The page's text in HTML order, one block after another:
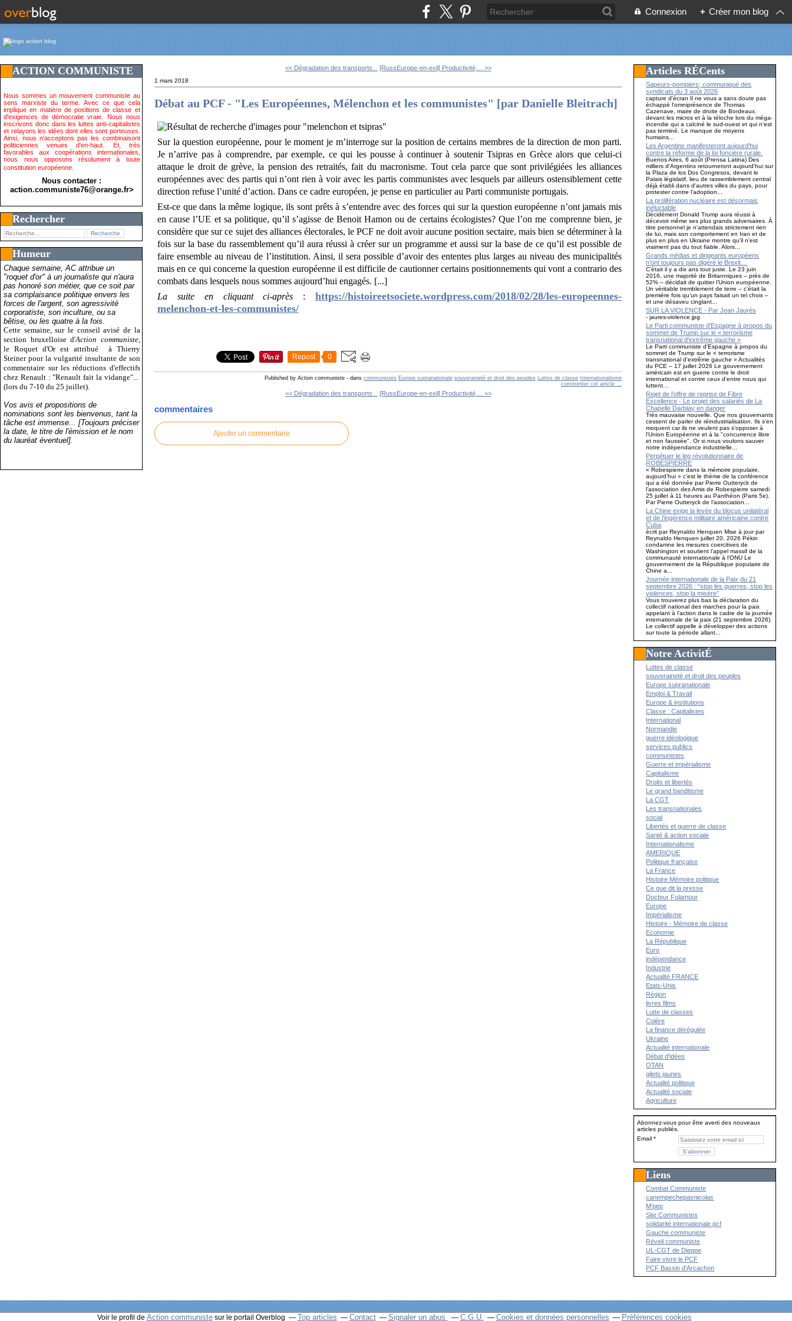
Connexion + Créer mon blog
ACTION COMMUNISTE
Nous sommes un mouvement communiste au
sens marxiste du terme. Avec ce que cela
implique en matière de positions de classe et
d'exigences de démocratie vraie. Nous nous
inscrivons donc dans les luttes anti-capitalistes
et relayons les idées dont elles sont porteuses.
Ainsi, nous n'acceptons pas les combinaisont
politiciennes venues d'en-haut. Et, très
favorables aux coopérations internationales,
nous nous opposons résolument à toute
constitution européenne.
Nous contacter :
action.communiste76@orange.fr>
Rechercher
Humeur
Chaque semaine, AC attribue un
"roquet d'or" à un journaliste qui n'aura
pas honoré son métier, que ce soit par
sa complaisance politique envers les
forces de l'argent, son agressivité
corporatiste, son inculture, ou sa
bêtise, ou les quatre à la fois.
Cette semaine, sur le conseil avisé de la
section bruxelloise d'Action communiste,
le Roquet d'Or est attribué
à Thierry
Steiner pour la vulgarité insultante de son
commentaire sur les réductions d'effectifs
chez Renault : "Renault fait la vidange"...
(lors du 7-10 du 25 juillet).
Vos avis et propositions de
nominations sont les bienvenus, tant la
tâche est immense... [Toujours préciser
la date, le titre de l'émission et le nom
du lauréat éventuel].
<< Dégradation des transports... [RussEurope-en-exil] Productivité,... >>
1 mars 2018
Débat au PCF - "Les Européennes, Mélenchon et les communistes" [par Danielle Bleitrach]
Sur la question européenne, pour le moment je m’interroge sur la position de certains membres de la direction de mon parti.
Je n’arrive pas à comprendre, par exemple, ce qui les pousse à continuer à soutenir Tsipras en Grèce alors que celui-ci
attaque le droit de grève, la pension des retraités, fait du macronisme. Tout cela parce que sont privilégiées les alliances
européennes avec des partis qui n’ont rien à voir avec les partis communistes avec lesquels par ailleurs ostensiblement cette
direction refuse l’unité d’action. Dans ce cadre européen, je pense en particulier au Parti communiste portugais.
Est-ce que dans la même logique, ils sont prêts à s’entendre avec des forces qui sur la question européenne n’ont jamais mis
en cause l’UE et sa politique, qu’il s’agisse de Benoit Hamon ou de certains écologistes? Que l’on me comprenne bien, je
considère que sur ce sujet des alliances électorales, le PCF ne doit avoir aucune position sectaire, mais bien se déterminer à la
fois sur la base du rassemblement qu’il aura réussi à créer sur un programme et aussi sur la base de ce qu’il est possible de
faire ensemble au niveau de l’institution. Ainsi, il sera possible d’avoir des ententes plus larges au niveau des municipalités
mais en ce qui concerne la question européenne il est difficile de cautionner certains positionnements qui vont a contrario des
combats dans lesquels nous sommes aujourd’hui engagés. [...]
La suite en cliquant ci-après :https://histoireetsociete.wordpress.com/2018/02/28/les-europeennes-
melenchon-et-les-communistes/
Repost 0
Published by Action communiste - danscommunistes Europe supranationale souveraineté et droit des peuples Luttes de classe Internationalisme
commenter cet article …
<< Dégradation des transports... [RussEurope-en-exil] Productivité,... >>
commentaires
Ajouter un commentaire
Articles RÉCents
Sapeurs-pompiers; communiqué des
syndicats du 3 août 2026
capture d'écran Il ne vous a sans doute pas
échappé l'omniprésence de Thomas
Cazenave, maire de droite de Bordeaux,
devant les micros et à la téloche lors du méga-
incendie qui a calciné le sud-ouest et qui n'est
pas terminé. Le manque de moyens
humains...
Les Argentins manifesteront aujourd'hui
contre la réforme de la loi foncière rurale.
Buenos Aires, 6 août (Prensa Latina) Des
milliers d'Argentins retourneront aujourd'hui sur
la Plaza de los Dos Congresos, devant le
Palais législatif, lieu de rassemblement central
déjà établi dans d'autres villes du pays, pour
protester contre l'adoption...
La prolifération nucléaire est désormais
inéluctable
Décidément Donald Trump aura réussi à
décevoir même ses plus grands adversaires. À
titre personnel je n'attendais strictement rien
de lui, mais son comportement en Iran et de
plus en plus en Ukraine montre qu'il n'est
vraiment pas du tout fiable. Alors...
Grands médias et dirigeants européens
n’ont toujours pas digéré le Brexit…
C’était il y a dix ans tout juste. Le 23 juin
2016, une majorité de Britanniques – près de
52% – décidait de quitter l’Union européenne.
Un véritable tremblement de terre – c’était la
première fois qu’un pays faisait un tel choix –
et une désaveu cinglant...
SUR LA VIOLENCE - Par Jean Jaurès
- jaures-violence.jpg
Le Parti communiste d'Espagne à propos du
sommet de Trump sur le « terrorisme
transnational d'extrême gauche »
Le Parti communiste d'Espagne à propos du
sommet de Trump sur le « terrorisme
transnational d'extrême gauche » Actualités
du PCE – 17 juillet 2026 Le gouvernement
américain est en guerre contre le droit
international et contre ceux d'entre nous qui
luttent...
Rejet de l’offre de reprise de Fibre
Excellence - Le projet des salariés de La
Chapelle Darblay en danger
Très mauvaise nouvelle. Que nos gouvernants
cessent de parler de réindustrialisation. Ils s'en
moquent car ils ne veulent pas s'opposer à
l'Union Européenne et à la "concurrence libre
et non faussée". Or si nous voulons sauver
notre indépendance industrielle...
Perpétuer le leg révolutionnaire de
ROBESPIERRE
« Robespierre dans la mémoire populaire,
aujourd’hui » c’est le thème de la conférence
qui a été donnée par Pierre Outteryck de
l’association des Amis de Robespierre samedi
25 juillet à 11 heures au Panthéon (Paris 5e).
Par Pierre Outteryck de l’association...
La Chine exige la levée du blocus unilatéral
et de l’ingérence militaire américaine contre
Cuba
écrit par Reynaldo Henquen Mise à jour par
Reynaldo Henquen juillet 20, 2026 Pékin
condamne les mesures coercitives de
Washington et soutient l’appel massif de la
communauté internationale à l’ONU Le
gouvernement de la République populaire de
Chine a...
Journée internationale de la Paix du 21
septembre 2026 : “stop les guerres, stop les
violences, stop la misère”
Vous trouverez plus bas la déclaration du
collectif national des marches pour la paix
appelant à l'action dans le cadre de la journée
internationale de la paix (21 septembre 2026).
Le collectif appelle à développer des actions
sur toute la période allant...
Notre ActivitÉ
Luttes de classe
souveraineté et droit des peuples
Europe supranationale
Emploi & Travail
Europe & institutions
Classe : Capitalistes
International
Normandie
guerre idéologique
services publics
communistes
Guerre et impérialisme
Capitalisme
Droits et libertés
Le grand banditisme
La CGT
Les transnationales
social
Libertés et guerre de classe
Santé & action sociale
Internationalisme
AMERIQUE
Politique française
La France
Histoire Mémoire politique
Ce que dit la presse
Docteur Folamour
Europe
Impérialisme
Histoire - Mémoire de classe
Economie
La République
Euro
indépendance
Industrie
Actualité FRANCE
Etats-Unis
Région
livres films
Lutte de classes
Colère
La finance dérégulée
Ukraine
Actualité internationale
Débat d'idées
OTAN
gilets jaunes
Actualité politique
Actualité sociale
Agriculture
Abonnez-vous pour être averti des nouveaux
articles publiés.
Email
Liens
Combat Communiste
canempechepasnicolas
M'pep
Site Communistes
solidarité internationale pcf
Gauche communiste
Réveil communiste
UL-CGT de Dieppe
Faire vivre le PCF
PCF Bassin d'Arcachon
Voir le profil de Action communistesur le portail Overblog Top articles Contact Signaler un abus C.G.U. Cookies et données personnelles Préférences cookies